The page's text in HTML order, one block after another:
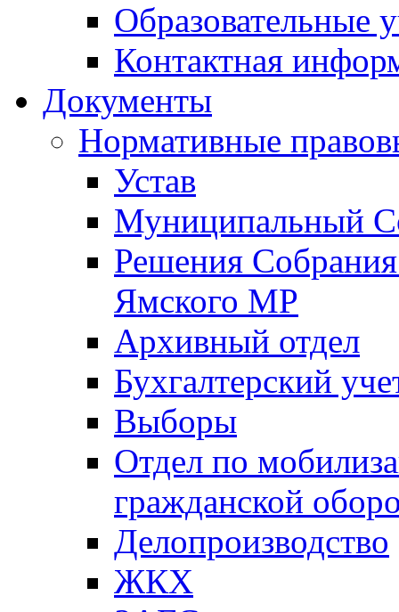
Образовательные
Контактная
Документы
Нормативные
Устав
Муниципальный
Решения
Ямского МР
Архивный отдел
Бухгалтерский
Выборы
Отдел по
гражданской
Делопроизводство
ЖКХ